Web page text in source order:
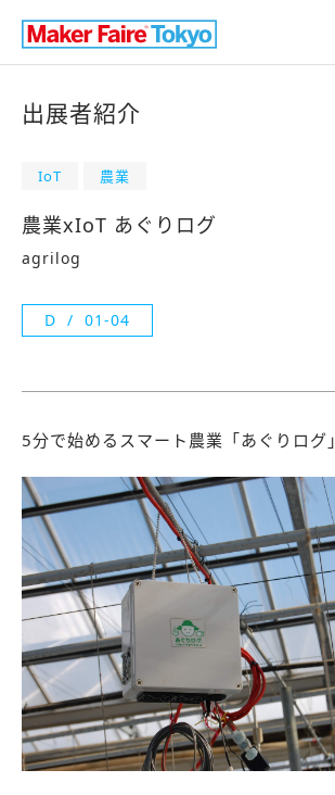
出展者紹介
IoT 農業
農業xIoT あぐりログ
agrilog
D 01-04
5分で始めるスマート農業「あぐりログ」